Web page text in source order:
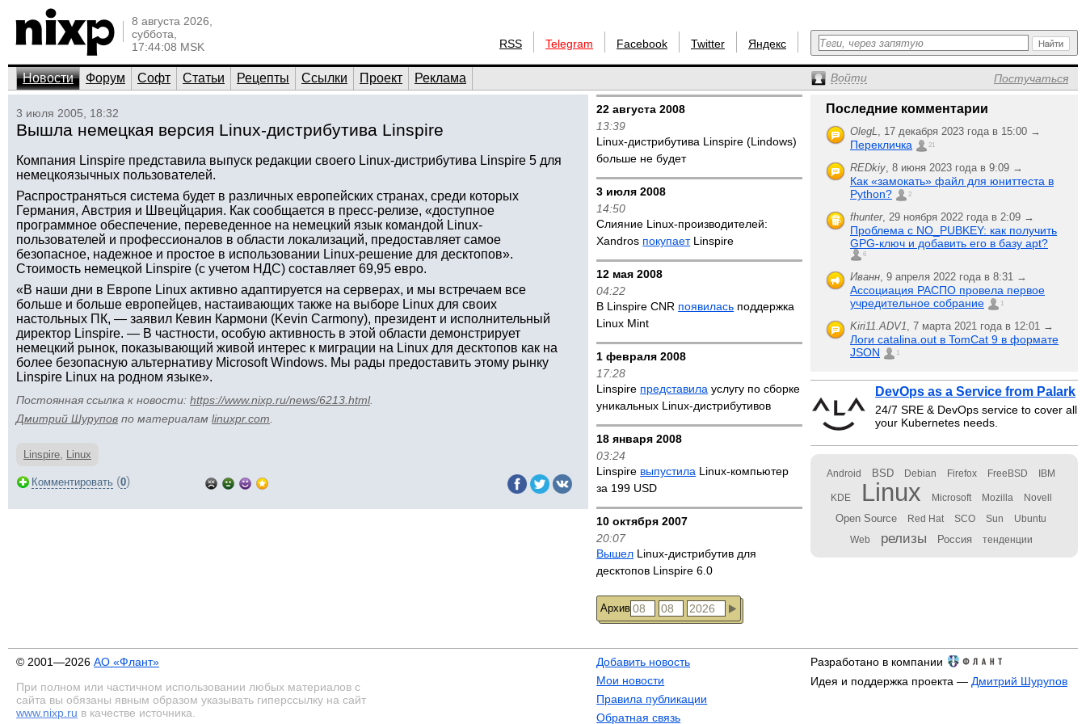
8 августа 2026,
суббота,
17:44:08 MSK
RSS Telegram Facebook Twitter Яндекс
Новости Форум Софт Статьи Рецепты Ссылки Проект Реклама Войти Постучаться
3 июля 2005, 18:32
Вышла немецкая версия Linux-дистрибутива Linspire
Компания Linspire представила выпуск редакции своего Linux-дистрибутива Linspire 5 для
немецкоязычных пользователей.
Распространяться система будет в различных европейских странах, среди которых
Германия, Австрия и Швецйцария. Как сообщается в пресс-релизе, «доступное
программное обеспечение, переведенное на немецкий язык командой Linux-
пользователей и профессионалов в области локализаций, предоставляет самое
безопасное, надежное и простое в использовании Linux-решение для десктопов».
Стоимость немецкой Linspire (с учетом НДС) составляет 69,95 евро.
«В наши дни в Европе Linux активно адаптируется на серверах, и мы встречаем все
больше и больше европейцев, настаивающих также на выборе Linux для своих
настольных ПК, — заявил Кевин Кармони (Kevin Carmony), президент и исполнительный
директор Linspire. — В частности, особую активность в этой области демонстрирует
немецкий рынок, показывающий живой интерес к миграции на Linux для десктопов как на
более безопасную альтернативу Microsoft Windows. Мы рады предоставить этому рынку
Linspire Linux на родном языке».
Постоянная ссылка к новости: https://www.nixp.ru/news/6213.html.
Дмитрий Шурупов по материалам linuxpr.com
Linspire, Linux
Комментировать (0)
22 августа 2008
13:39
Linux-дистрибутива Linspire (Lindows)
больше не будет
3 июля 2008
14:50
Слияние Linux-производителей:
Xandros покупаетLinspire
12 мая 2008
04:22
В Linspire CNR появилась поддержка
Linux Mint
1 февраля 2008
17:28
Linspire представила услугу по сборке
уникальных Linux-дистрибутивов
18 января 2008
03:24
Linspire выпустила Linux-компьютер
за 199 USD
10 октября 2007
20:07
Вышел Linux-дистрибутив для
десктопов Linspire 6.0
Архив
Последние комментарии
OlegL, 17 декабря 2023 года в 15:00 →
Перекличка 21
REDkiy, 8 июня 2023 года в 9:09 →
Как «замокать» файл для юниттеста в
Python?
2
fhunter, 29 ноября 2022 года в 2:09 →
Проблема с NO_PUBKEY: как получить
GPG-ключ и добавить его в базу apt?
6
Иванн, 9 апреля 2022 года в 8:31 →
Ассоциация РАСПО провела первое
учредительное собрание
1
Kiri11.ADV1, 7 марта 2021 года в 12:01 →
Логи catalina.out в TomCat 9 в формате
JSON
1
DevOps as a Service from Palark
24/7 SRE & DevOps service to cover all
your Kubernetes needs.
Android BSD Debian Firefox FreeBSD IBM
KDE Linux Microsoft Mozilla Novell
Open Source Red Hat SCO Sun Ubuntu
Web релизы Россия тенденции
© 2001—2026 АО «Флант»
При полном или частичном использовании любых материалов с
сайта вы обязаны явным образом указывать гиперссылку на сайт
www.nixp.ru в качестве источника.
Добавить новость
Мои новости
Правила публикации
Обратная связь
Разработано в компании
Идея и поддержка проекта — Дмитрий Шурупов